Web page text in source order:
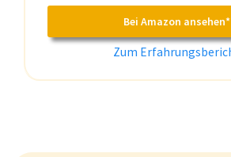
Bei Amazon ansehen*
Zum